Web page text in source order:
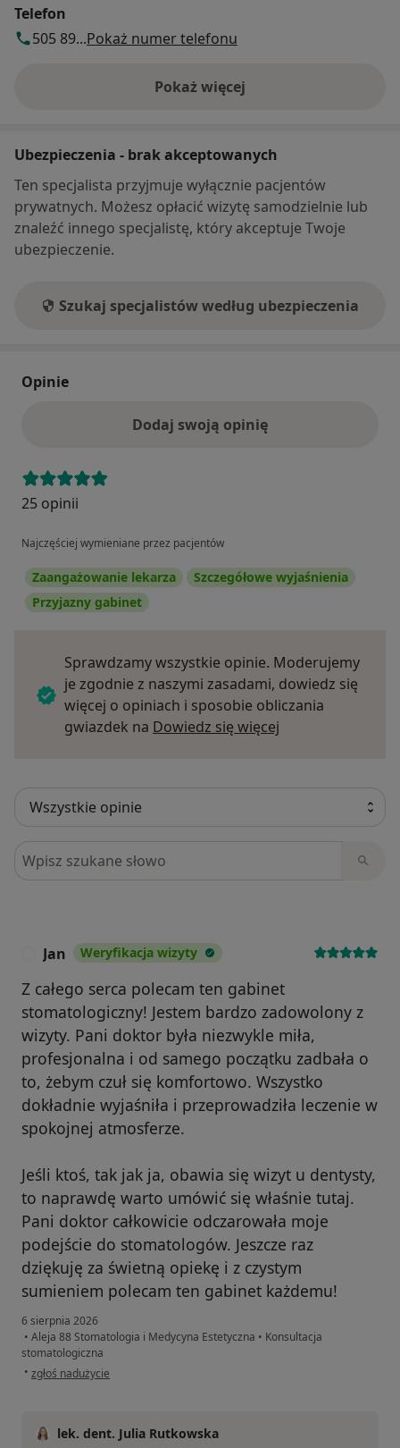
Telefon
505 89...Pokaż numer telefonu
Pokaż więcej
o adresie
Ubezpieczenia - brak akceptowanych
Ten specjalista przyjmuje wyłącznie pacjentów
prywatnych. Możesz opłacić wizytę samodzielnie lub
znaleźć innego specjalistę, który akceptuje Twoje
ubezpieczenie.
Szukaj specjalistów według ubezpieczenia
Opinie
Dodaj swoją opinię
25 opinii
Najczęściej wymieniane przez pacjentów
Zaangażowanie lekarza
Szczegółowe wyjaśnienia
Przyjazny gabinet
Sprawdzamy wszystkie opinie. Moderujemy
je zgodnie z naszymi zasadami, dowiedz się
więcej o opiniach i sposobie obliczania
gwiazdek na Dowiedz się więcej
Szukaj w opiniach
Jan Weryfikacja wizyty
Z całego serca polecam ten gabinet
stomatologiczny! Jestem bardzo zadowolony z
wizyty. Pani doktor była niezwykle miła,
profesjonalna i od samego początku zadbała o
to, żebym czuł się komfortowo. Wszystko
dokładnie wyjaśniła i przeprowadziła leczenie w
spokojnej atmosferze.
Jeśli ktoś, tak jak ja, obawia się wizyt u dentysty,
to naprawdę warto umówić się właśnie tutaj.
Pani doktor całkowicie odczarowała moje
podejście do stomatologów. Jeszcze raz
dziękuję za świetną opiekę i z czystym
sumieniem polecam ten gabinet każdemu!
6 sierpnia 2026
• Aleja 88 Stomatologia i Medycyna Estetyczna • Konsultacja
stomatologiczna
• w opinii użytkownika Jan
zgłoś nadużycie
lek. dent. Julia Rutkowska